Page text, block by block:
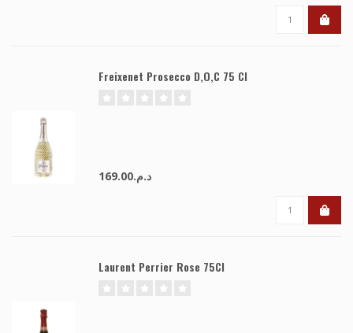
Freixenet Prosecco D,O,C 75 Cl
د.م.169.00
Laurent Perrier Rose 75Cl